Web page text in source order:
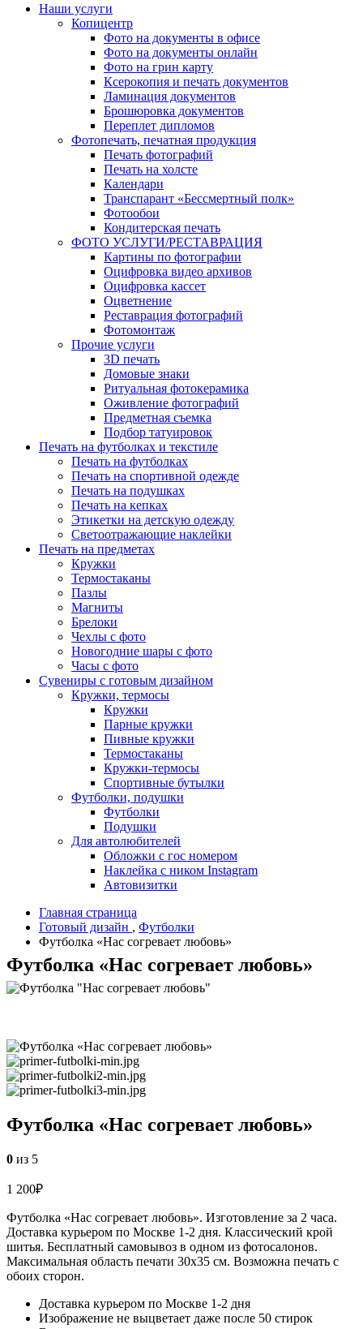
Наши услуги
Копицентр
Фото на документы в офисе
Фото на документы онлайн
Фото на грин карту
Ксерокопия и печать документов
Ламинация документов
Брошюровка документов
Переплет дипломов
Фотопечать, печатная продукция
Печать фотографий
Печать на холсте
Календари
Транспарант «Бессмертный полк»
Фотообои
Кондитерская печать
ФОТО УСЛУГИ/РЕСТАВРАЦИЯ
Картины по фотографии
Оцифровка видео архивов
Оцифровка кассет
Оцветнение
Реставрация фотографий
Фотомонтаж
Прочие услуги
3D печать
Домовые знаки
Ритуальная фотокерамика
Оживление фотографий
Предметная съемка
Подбор татуировок
Печать на футболках и текстиле
Печать на футболках
Печать на спортивной одежде
Печать на подушках
Печать на кепках
Этикетки на детскую одежду
Светоотражающие наклейки
Печать на предметах
Кружки
Термостаканы
Пазлы
Магниты
Брелоки
Чехлы с фото
Новогодние шары с фото
Часы с фото
Сувениры с готовым дизайном
Кружки, термосы
Кружки
Парные кружки
Пивные кружки
Термостаканы
Кружки-термосы
Спортивные бутылки
Футболки, подушки
Футболки
Подушки
Для автолюбителей
Обложки с гос номером
Наклейка с ником Instagram
Автовизитки
Главная страница
Готовый дизайн , Футболки
Футболка «Нас согревает любовь»
Футболка «Нас согревает любовь»
Футболка «Нас согревает любовь»
0 из 5
1 200₽
Футболка «Нас согревает любовь». Изготовление за 2 часа.
Доставка курьером по Москве 1-2 дня. Классический крой
шитья. Бесплатный самовывоз в одном из фотосалонов.
Максимальная область печати 30х35 см. Возможна печать с
обоих сторон.
Доставка курьером по Москве 1-2 дня
Изображение не выцветает даже после 50 стирок